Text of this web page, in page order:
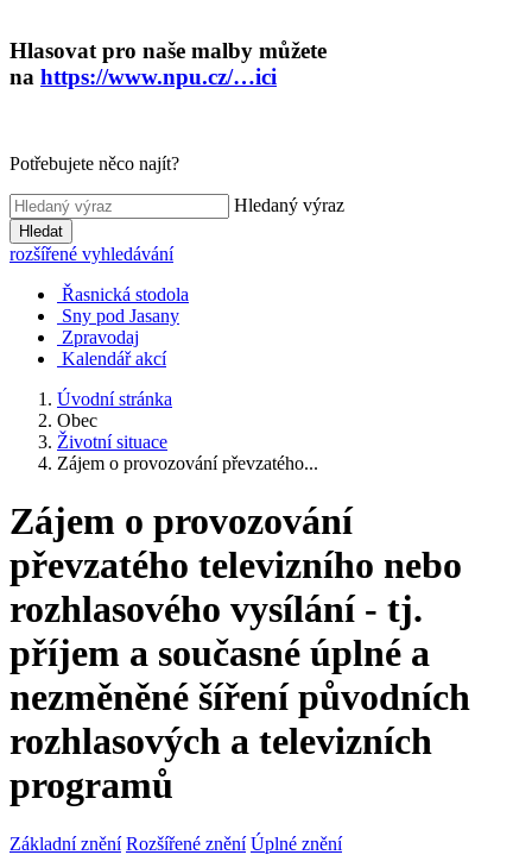
Hlasovat pro naše malby můžete
na https://www.npu.cz/…ici
Potřebujete něco najít?
Hledaný výraz
Hledat
rozšířené vyhledávání
Řasnická stodola
Sny pod Jasany
Zpravodaj
Kalendář akcí
Úvodní stránka
Obec
Životní situace
Zájem o provozování převzatého...
Zájem o provozování
převzatého televizního nebo
rozhlasového vysílání - tj.
příjem a současné úplné a
nezměněné šíření původních
rozhlasových a televizních
programů
Základní znění Rozšířené znění Úplné znění